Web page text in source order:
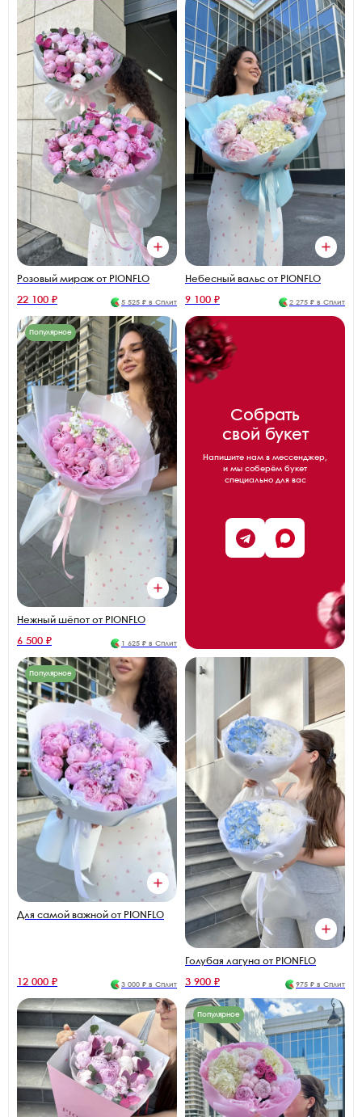
Розовый мираж от PIONFLO
22 100 ₽ 5 525 ₽ в Сплит
Небесный вальс от PIONFLO
9 100 ₽ 2 275 ₽ в Сплит
Популярное
Нежный шёпот от PIONFLO
6 500 ₽ 1 625 ₽ в Сплит
Собрать
свой букет
Напишите нам в мессенджер,
и мы соберём букет
специально для вас
Популярное
Для самой важной от PIONFLO
12 000 ₽ 3 000 ₽ в Сплит
Голубая лагуна от PIONFLO
3 900 ₽ 975 ₽ в Сплит
Популярное